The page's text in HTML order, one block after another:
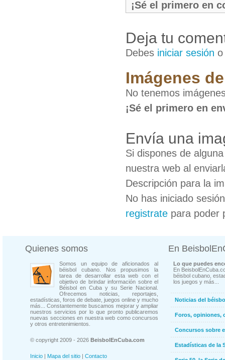
¡Sé el primero en
Deja tu
Debes iniciar sesión
Imágenes
No tenemos
¡Sé el primero en
Envía una
Si dispones de
nuestra web al
Descripción para la
No has iniciado
registrate para poder
Quienes somos
Somos un equipo de aficionados al
béisbol cubano. Nos propusimos la
tarea de desarrollar esta web con el
objetivo de brindar información sobre el
Béisbol en Cuba y su Serie Nacional.
Ofrecemos noticias, reportajes,
estadísticas, foros de debate, juegos online y mucho
más... Constantemente buscamos mejorar y ampliar
nuestros servicios por lo que pronto publicaremos
nuevas secciones en nuestra web como concursos
y otros entretenimientos.
© copyright 2009 - 2026 BeisbolEnCuba.com
Inicio | Mapa del sitio | Contacto
En
Lo que puedes
En
béisbol cubano,
los juegos y más...
Noticias del
Foros, opiniones,
Concursos sobre
Estadísticas de la